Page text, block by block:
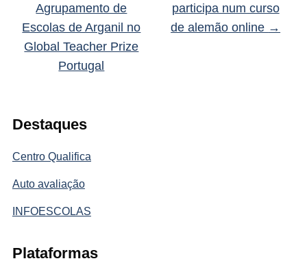
Destaques
Centro Qualifica
Auto avaliação
INFOESCOLAS
Plataformas
Agrupamento de
Escolas de Arganil no
Global Teacher Prize
Portugal
participa num curso
de alemão online →